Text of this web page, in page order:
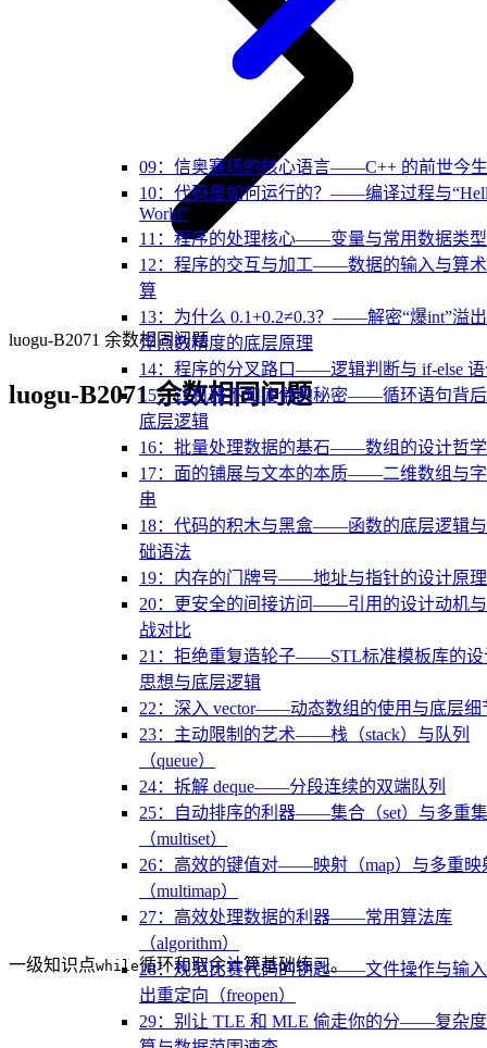
09：信奥赛场的核心语言——C++ 的前世今生
10：代码是如何运行的？——编译过程与
World”
11：程序的处理核心——变量与常用数据类型
12：程序的交互与加工——数据的输入与算
算
13：为什么 0.1+0.2≠0.3？——解密“爆int”溢
浮点数精度的底层原理
14：程序的分叉路口——逻辑判断与 if-else
15：让机器不知疲倦的秘密——循环语句背
底层逻辑
16：批量处理数据的基石——数组的设计哲学
17：面的铺展与文本的本质——二维数组与
串
18：代码的积木与黑盒——函数的底层逻辑
础语法
19：内存的门牌号——地址与指针的设计原理
20：更安全的间接访问——引用的设计动机
战对比
21：拒绝重复造轮子——STL标准模板库的设
思想与底层逻辑
22：深入 vector——动态数组的使用与底层细
23：主动限制的艺术——栈（stack）与队列
（queue）
24：拆解 deque——分段连续的双端队列
25：自动排序的利器——集合（set）与多重
（multiset）
26：高效的键值对——映射（map）与多重映
（multimap）
27：高效处理数据的利器——常用算法库
（algorithm）
28：规范比赛代码的钥匙——文件操作与输
出重定向（freopen）
29：别让 TLE 和 MLE 偷走你的分——复杂
luogu-B2071 余数相同问题
luogu-B2071 余数相同问题
一级知识点while循环和取余计算基础练习。